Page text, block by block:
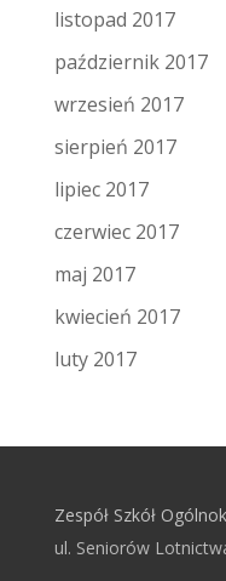
listopad 2017
październik 2017
wrzesień 2017
sierpień 2017
lipiec 2017
czerwiec 2017
maj 2017
kwiecień 2017
luty 2017
Zespół Szkół
ul. Seniorów